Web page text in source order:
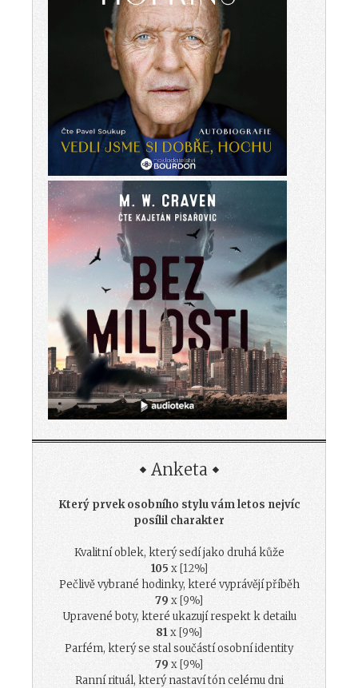
Anketa
Který prvek osobního stylu vám letos nejvíc
posílil charakter
Kvalitní oblek, který sedí jako druhá kůže
105 x [12%]
Pečlivě vybrané hodinky, které vyprávějí příběh
79 x [9%]
Upravené boty, které ukazují respekt k detailu
81x [9%]
Parfém, který se stal součástí osobní identity
79 x [9%]
Ranní rituál, který nastaví tón celému dni